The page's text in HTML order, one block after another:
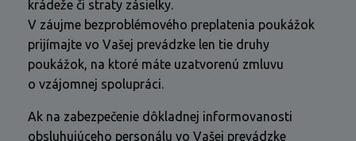
krádeže či straty zásielky.
V záujme bezproblémového preplatenia poukážok
prijímajte vo Vašej prevádzke len tie druhy
poukážok, na ktoré máte uzatvorenú zmluvu
o vzájomnej spolupráci.
Ak na zabezpečenie dôkladnej informovanosti
obsluhujúceho personálu vo Vašej prevádzke